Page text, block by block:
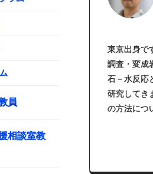
東京出身で
調査・変成
石－水反応
研究してき
の方法につ
員
相談室教